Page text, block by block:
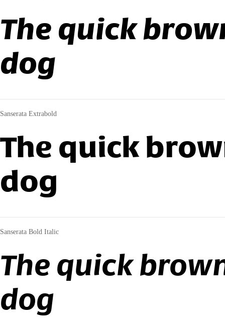
The quick
dog
Sanserata Extrabold
The quick
dog
Sanserata Bold Italic
The quick
dog